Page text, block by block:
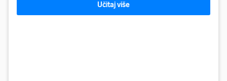
Učitaj više